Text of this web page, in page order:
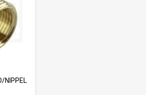
NIPPEL